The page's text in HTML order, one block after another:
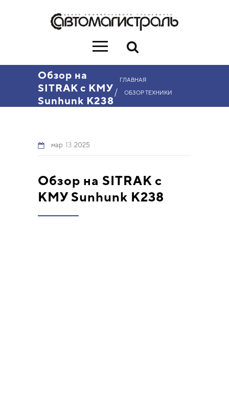
Обзор на
SITRAK с КМУ
Sunhunk К238
ГЛАВНАЯ
/ ОБЗОР ТЕХНИКИ
мар 13 2025
Обзор на SITRAK с
КМУ Sunhunk К238